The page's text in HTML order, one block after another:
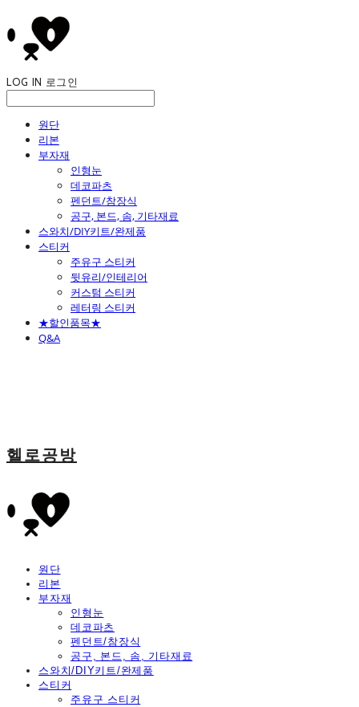
LOG IN 로그인
원단
리본
부자재
인형눈
데코파츠
펜던트/참장식
공구, 본드, 솜, 기타재료
스와치/DIY키트/완제품
스티커
주유구 스티커
뒷유리/인테리어
커스텀 스티커
레터링 스티커
★할인품목★
Q&A
헬로공방
원단
리본
부자재
인형눈
데코파츠
펜던트/참장식
공구, 본드, 솜, 기타재료
스와치/DIY키트/완제품
스티커
주유구 스티커